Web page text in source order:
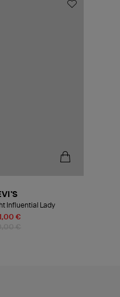
€
Influential Lady